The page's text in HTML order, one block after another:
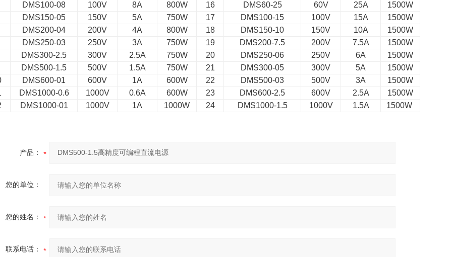
DMS100-08 100V 8A 800W 16 DMS60-25 60V 25A
1500W
DMS150-05 150V 5A 750W 17 DMS100-15 100V 15A
1500W
DMS200-04 200V 4A 800W 18 DMS150-10 150V 10A
1500W
DMS250-03 250V 3A 750W 19 DMS200-7.5 200V 7.5A
1500W
DMS300-2.5 300V 2.5A 750W 20 DMS250-06 250V 6A
1500W
DMS500-1.5 500V 1.5A 750W 21 DMS300-05 300V 5A
1500W
DMS600-01 600V 1A 600W 22 DMS500-03 500V 3A
1500W
DMS1000-0.6 1000V 0.6A 600W 23 DMS600-2.5 600V 2.5A
1500W
DMS1000-01 1000V 1A 1000W 24 DMS1000-1.5 1000V 1.5A 1500W
产品：
您的单位：
您的姓名：
联系电话：